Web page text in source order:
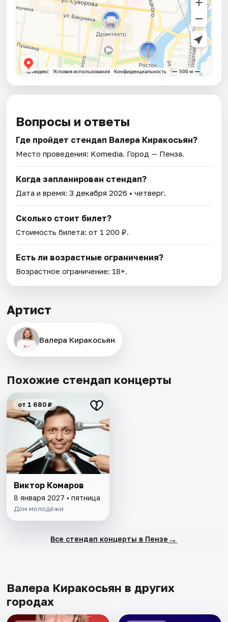
Вопросы и ответы
Где пройдет стендап Валера Киракосьян?
Место проведения: Komedia. Город — Пенза.
Когда запланирован стендап?
Дата и время:3 декабря 2026 • четверг.
Сколько стоит билет?
Стоимость билета: от 1 200 ₽.
Есть ли возрастные ограничения?
Возрастное ограничение: 18+.
Артист
Валера Киракосьян
Похожие стендап концерты
от 1 680 ₽
Виктор Комаров
8 января 2027 • пятница
Дом молодёжи
Все стендап концерты в Пензе →
Валера Киракосьян в других
городах